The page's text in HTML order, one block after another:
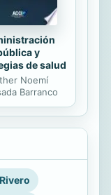
y
de salud
Noemí
Barranco